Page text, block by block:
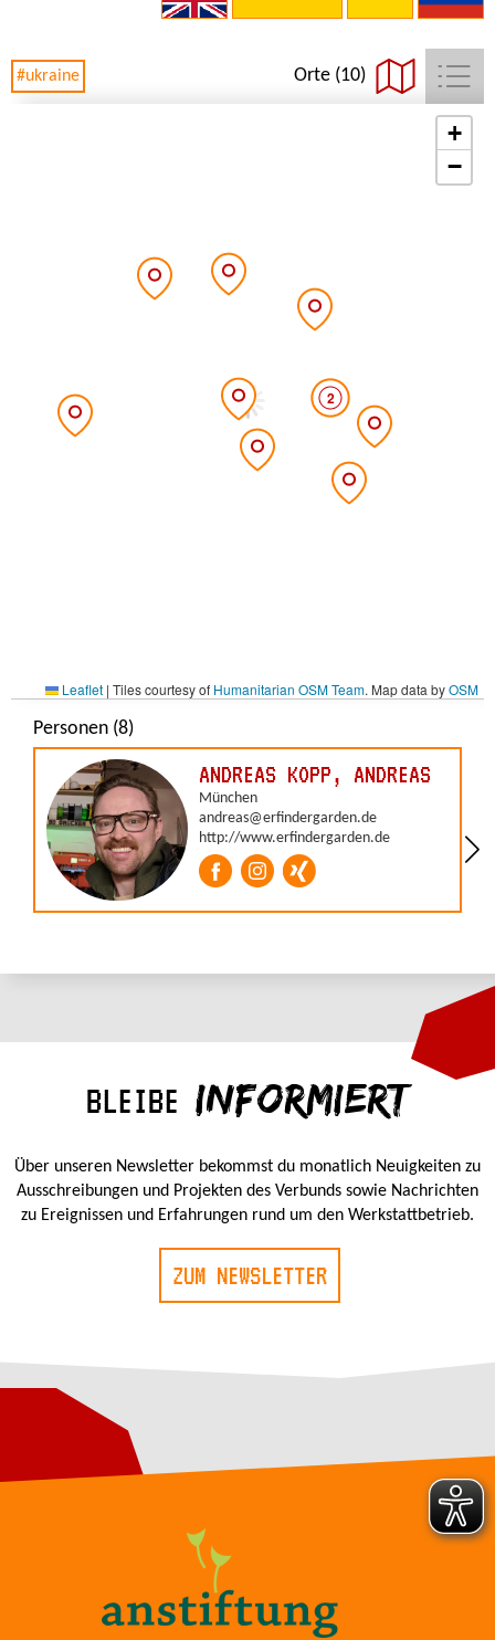
BLEIBE INFORMIERT
Über unseren Newsletter bekommst du monatlich Neuigkeiten zu
Ausschreibungen und Projekten des Verbunds sowie Nachrichten
zu Ereignissen und Erfahrungen rund um den Werkstattbetrieb.
ZUM NEWSLETTER